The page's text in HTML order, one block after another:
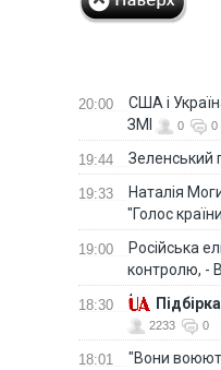
20:00
США і
ЗМІ
0 0
19:44 Зеленський
19:33
Наталія
"Голос
19:00
Російська
контролю, -
18:30
2233 0
18:01
"Вони